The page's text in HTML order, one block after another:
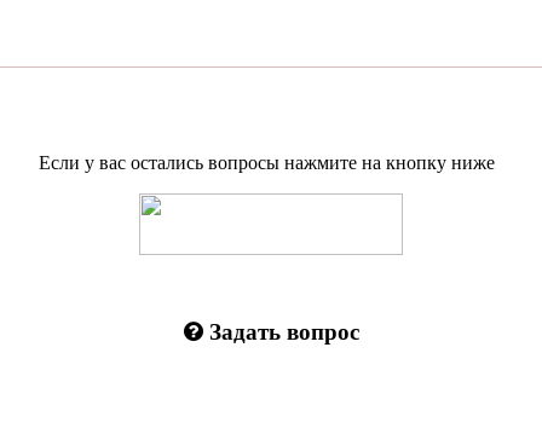
Если у вас остались вопросы нажмите на кнопку ниже
Задать вопрос